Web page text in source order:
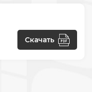
Скачать